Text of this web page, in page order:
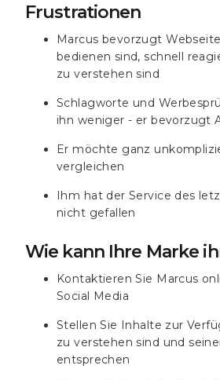
Frustrationen
Marcus bevorzugt
bedienen sind, schnell
zu verstehen sind
Schlagworte und
ihn weniger - er bevorzugt
Er möchte ganz
vergleichen
Ihm hat der Service des
nicht gefallen
Wie kann Ihre Marke
Kontaktieren Sie Marcus
Social Media
Stellen Sie Inhalte zur
zu verstehen sind und
entsprechen